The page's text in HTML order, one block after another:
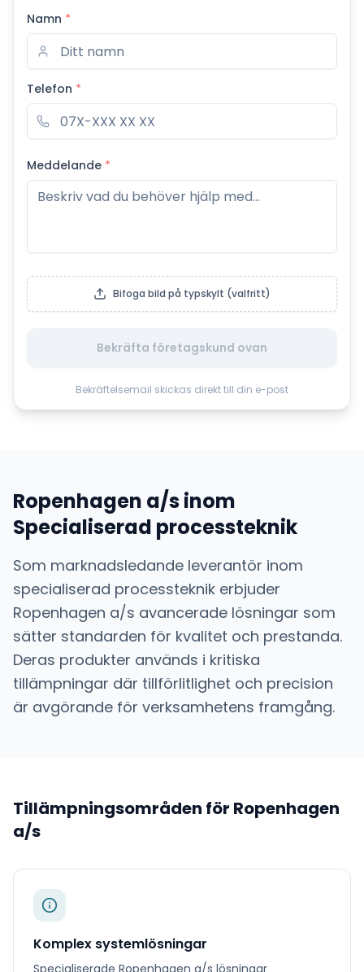
Namn *
Telefon *
Meddelande *
Bifoga bild på typskylt (valfritt)
Bekräfta företagskund ovan
Bekräftelsemail skickas direkt till din e-post
Ropenhagen a/sinom
Specialiserad processteknik
Som marknadsledande leverantör inom
specialiserad processteknik erbjuder
Ropenhagen a/s avancerade lösningar som
sätter standarden för kvalitet och prestanda.
Deras produkter används i kritiska
tillämpningar där tillförlitlighet och precision
är avgörande för verksamhetens framgång.
Tillämpningsområden för Ropenhagen
a/s
Komplex systemlösningar
Specialiserade Ropenhagen a/s lösningar